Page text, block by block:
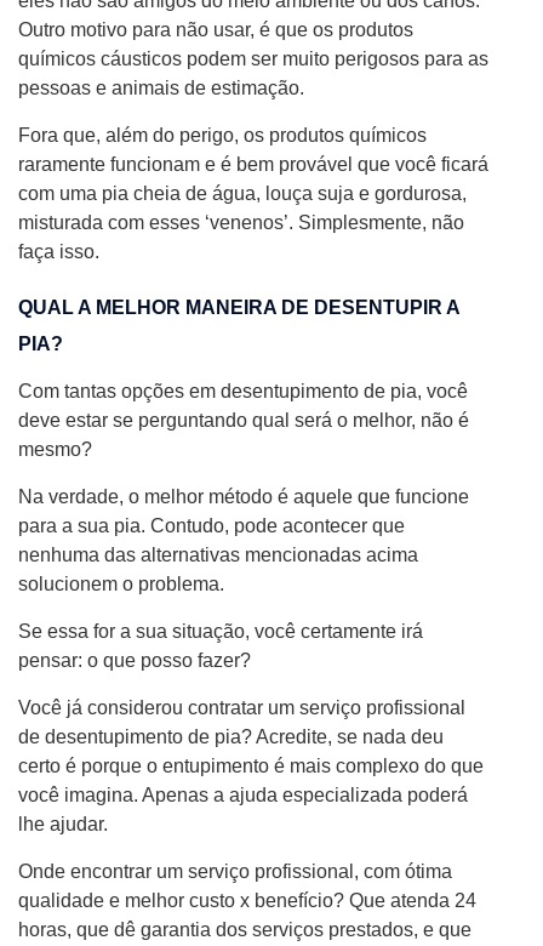
Outro motivo para não usar, é que os produtos
químicos cáusticos podem ser muito perigosos para as
pessoas e animais de estimação.
Fora que, além do perigo, os produtos químicos
raramente funcionam e é bem provável que você ficará
com uma pia cheia de água, louça suja e gordurosa,
misturada com esses ‘venenos’. Simplesmente, não
faça isso.
QUAL A MELHOR MANEIRA DE DESENTUPIR A
PIA?
Com tantas opções em desentupimento de pia, você
deve estar se perguntando qual será o melhor, não é
mesmo?
Na verdade, o melhor método é aquele que funcione
para a sua pia. Contudo, pode acontecer que
nenhuma das alternativas mencionadas acima
solucionem o problema.
Se essa for a sua situação, você certamente irá
pensar: o que posso fazer?
Você já considerou contratar um serviço profissional
de desentupimento de pia? Acredite, se nada deu
certo é porque o entupimento é mais complexo do que
você imagina. Apenas a ajuda especializada poderá
lhe ajudar.
Onde encontrar um serviço profissional, com ótima
qualidade e melhor custo x benefício? Que atenda 24
horas, que dê garantia dos serviços prestados, e que